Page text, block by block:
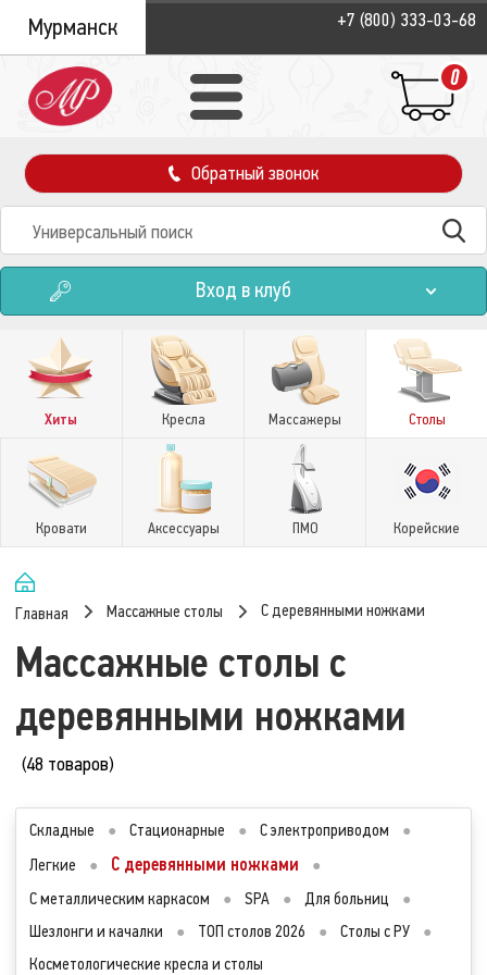
Мурманск +7 (800) 333-03-68
0
Обратный звонок
Вход в клуб
Хиты Кресла Массажеры Столы
Кровати Аксессуары ПМО Корейские
Главная Массажные столы С деревянными ножками
Массажные столы с
деревянными ножками
(48 товаров)
Складные ● Стационарные ● С электроприводом
●
Легкие
● С деревянными ножками
●
С металлическим каркасом
● SPA ● Для больниц
●
Шезлонги и качалки
● ТОП столов 2026 ● Столы с РУ
●
Косметологические кресла и столы